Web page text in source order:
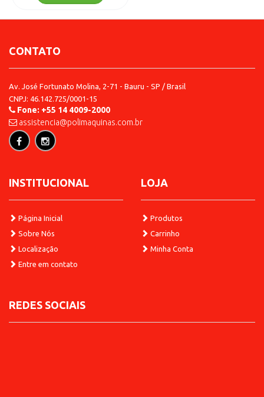
Detalhes
CONTATO
Av. José Fortunato Molina, 2-71 - Bauru - SP / Brasil
CNPJ: 46.142.725/0001-15
Fone: +55 14 4009-2000
assistencia@polimaquinas.com.br
INSTITUCIONAL
Página Inicial
Sobre Nós
Localização
Entre em contato
LOJA
Produtos
Carrinho
Minha Conta
REDES SOCIAIS